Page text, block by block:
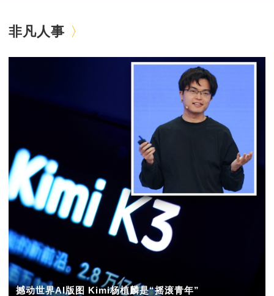
非凡人事
撼动世界AI版图 Kimi杨植麟是“摇滚青年”